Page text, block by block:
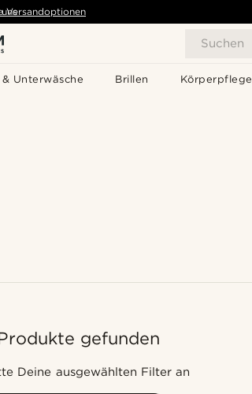
Suchen
Unterwäsche Brillen Körperpflege
Versandoptionen
gefunden
Deine ausgewählten Filter an